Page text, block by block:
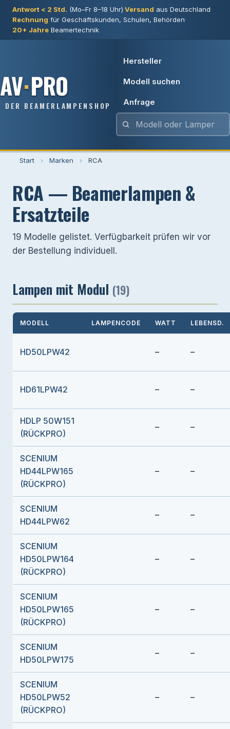
Antwort < 2 Std. (Mo–Fr 8–18 Uhr)·Versand aus Deutschland·
Rechnung für Geschäftskunden, Schulen, Behörden·
20+ Jahre Beamertechnik
AV·PRO
DER BEAMERLAMPENSHOP
Hersteller
Modell suchen
Anfrage
Start › Marken › RCA
RCA — Beamerlampen &
Ersatzteile
19 Modelle gelistet. Verfügbarkeit prüfen wir vor
der Bestellung individuell.
Lampen mit Modul (19)
MODELL LAMPENCODE WATT LEBENSD.
HD50LPW42 – –
HD61LPW42 – –
HDLP 50W151
(RÜCKPRO)
– –
SCENIUM
HD44LPW165
(RÜCKPRO)
– –
SCENIUM
HD44LPW62
– –
SCENIUM
HD50LPW164
(RÜCKPRO)
– –
SCENIUM
HD50LPW165
(RÜCKPRO)
– –
SCENIUM
HD50LPW175
– –
SCENIUM
HD50LPW52
(RÜCKPRO)
– –